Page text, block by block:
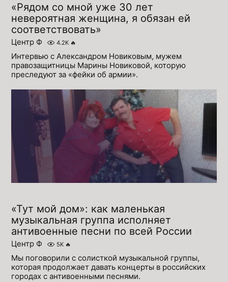
«Рядом со мной уже 30 лет
невероятная женщина, я обязан ей
соответствовать»
Центр Ф 4.2K 🔥
Интервью с Александром Новиковым, мужем
правозащитницы Марины Новиковой, которую
преследуют за «фейки об армии».
«Тут мой дом»: как маленькая
музыкальная группа исполняет
антивоенные песни по всей России
Центр Ф 5K 🔥
Мы поговорили с солисткой музыкальной группы,
которая продолжает давать концерты в российских
городах с антивоенными песнями.